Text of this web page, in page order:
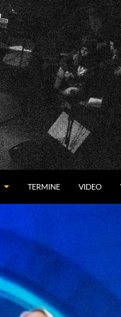
TERMINE VIDEO